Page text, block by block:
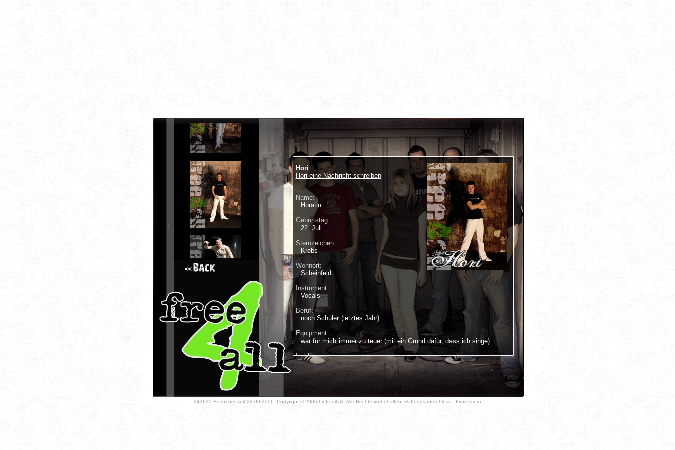
Hori
Hori eine Nachricht schreiben
Name:
Horatiu
Geburtstag:
22. Juli
Sternzeichen:
Krebs
Wohnort:
Scheinfeld
Instrument:
Vocals
Beruf:
noch Schüler (letztes Jahr)
Equipment:
war für mich immer zu teuer (mit ein Grund dafür, dass ich singe)
Lieblingsessen:
alles was ungesund is
Lieblingsfilm/serie:
243635 Besucher seit 22.09.2006. Copyright © 2006 by free4all. Alle Rechte vorbehalten. Haftungsausschluss- Impressum